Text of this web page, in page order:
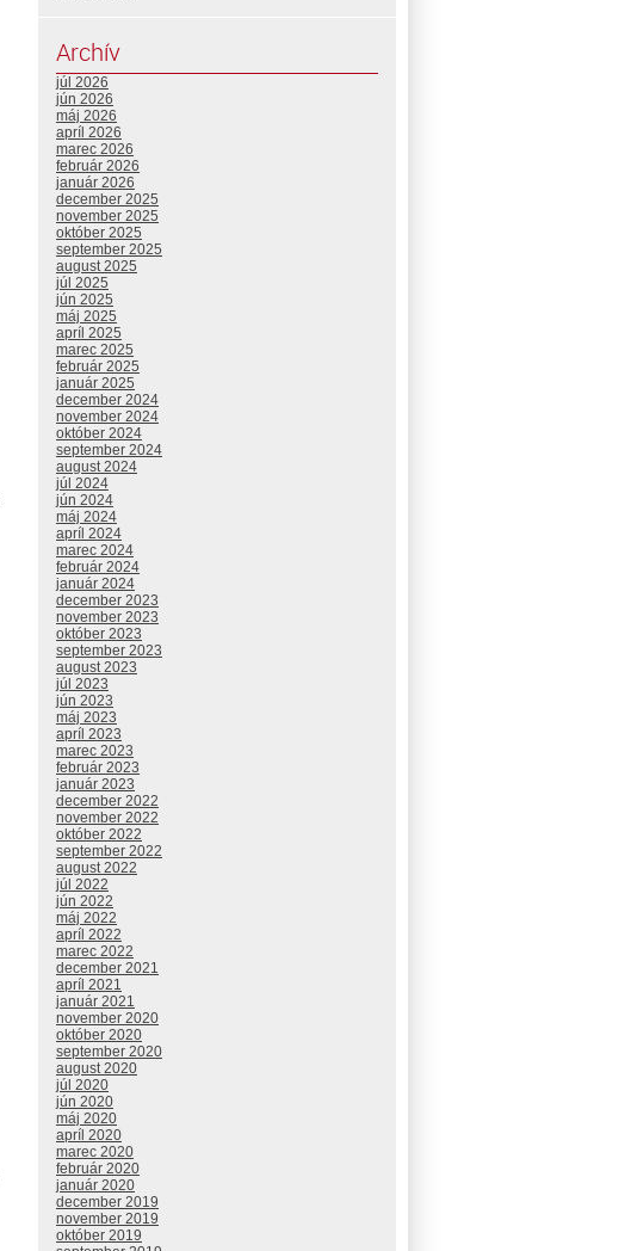
Archív
júl 2026
jún 2026
máj 2026
apríl 2026
marec 2026
február 2026
január 2026
december 2025
november 2025
október 2025
september 2025
august 2025
júl 2025
jún 2025
máj 2025
apríl 2025
marec 2025
február 2025
január 2025
december 2024
november 2024
október 2024
september 2024
august 2024
júl 2024
jún 2024
máj 2024
apríl 2024
marec 2024
február 2024
január 2024
december 2023
november 2023
október 2023
september 2023
august 2023
júl 2023
jún 2023
máj 2023
apríl 2023
marec 2023
február 2023
január 2023
december 2022
november 2022
október 2022
september 2022
august 2022
júl 2022
jún 2022
máj 2022
apríl 2022
marec 2022
december 2021
apríl 2021
január 2021
november 2020
október 2020
september 2020
august 2020
júl 2020
jún 2020
máj 2020
apríl 2020
marec 2020
február 2020
január 2020
december 2019
november 2019
október 2019